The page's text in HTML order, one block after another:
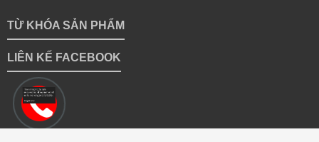
TỪ KHÓA SẢN PHẨM
LIÊN KẾ FACEBOOK